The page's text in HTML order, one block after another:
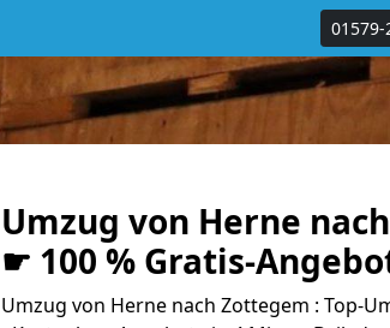
01579-
Umzug von Herne
☛ 100 % Gratis-
Umzug von Herne nach Zottegem : Top-